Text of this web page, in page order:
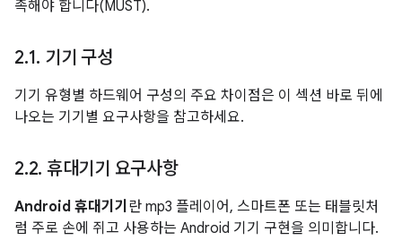
족해야 합니다(MUST).
2.1. 기기 구성
기기 유형별 하드웨어 구성의 주요 차이점은 이 섹션 바로 뒤에
나오는 기기별 요구사항을 참고하세요.
2.2. 휴대기기 요구사항
Android 휴대기기 란 mp3 플레이어, 스마트폰 또는 태블릿처
럼 주로 손에 쥐고 사용하는 Android 기기 구현을 의미합니다.